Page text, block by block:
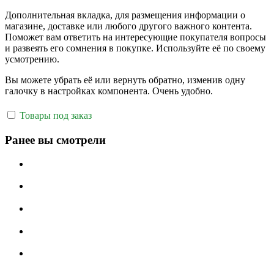
Дополнительная вкладка, для размещения информации о
магазине, доставке или любого другого важного контента.
Поможет вам ответить на интересующие покупателя вопросы
и развеять его сомнения в покупке. Используйте её по своему
усмотрению.
Вы можете убрать её или вернуть обратно, изменив одну
галочку в настройках компонента. Очень удобно.
Товары под заказ
Ранее вы смотрели